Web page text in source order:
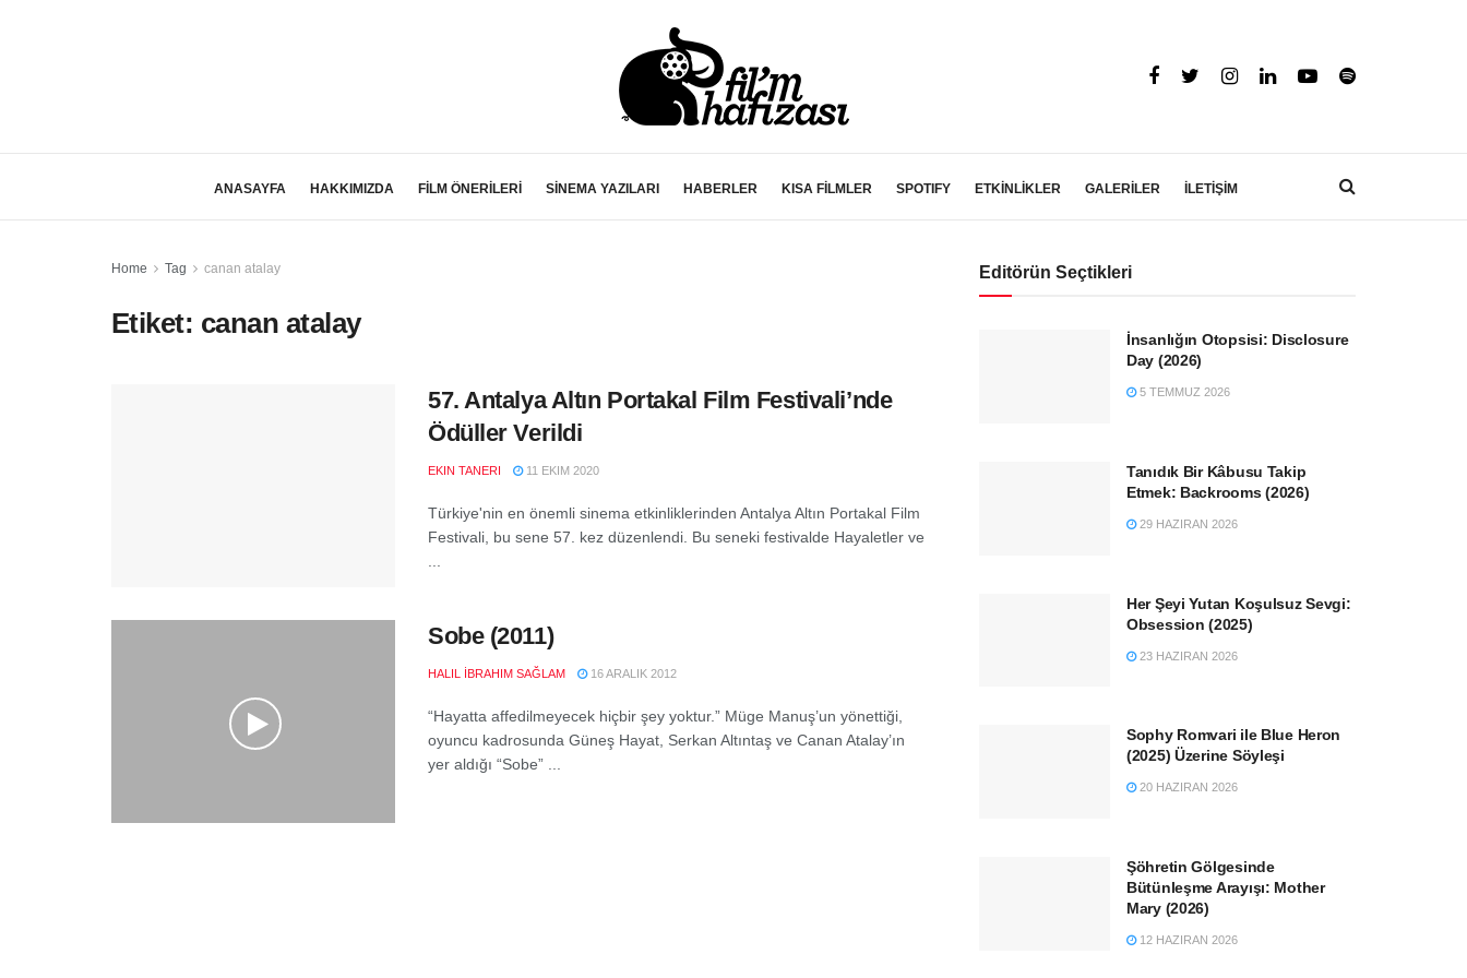
ANASAYFA HAKKIMIZDA FİLM ÖNERİLERİ SİNEMA YAZILARI HABERLER KISA FİLMLER SPOTIFY ETKİNLİKLER GALERİLER İLETİŞİM
Home Tag canan atalay
Etiket: canan atalay
57. Antalya Altın Portakal Film Festivali’nde
Ödüller Verildi
EKIN TANERI 11 EKIM 2020
Türkiye'nin en önemli sinema etkinliklerinden Antalya Altın Portakal Film
Festivali, bu sene 57. kez düzenlendi. Bu seneki festivalde Hayaletler ve
Sobe (2011)
HALIL İBRAHIM SAĞLAM 16 ARALIK 2012
“Hayatta affedilmeyecek hiçbir şey yoktur.” Müge Manuş’un yönettiği,
oyuncu kadrosunda Güneş Hayat, Serkan Altıntaş ve Canan Atalay’ın
yer aldığı “Sobe” ...
Editörün Seçtikleri
İnsanlığın Otopsisi: Disclosure
Day (2026)
5 TEMMUZ 2026
Tanıdık Bir Kâbusu Takip
Etmek: Backrooms (2026)
29 HAZIRAN 2026
Her Şeyi Yutan Koşulsuz Sevgi:
Obsession (2025)
23 HAZIRAN 2026
Sophy Romvari ile Blue Heron
(2025) Üzerine Söyleşi
20 HAZIRAN 2026
Şöhretin Gölgesinde
Bütünleşme Arayışı: Mother
Mary (2026)
12 HAZIRAN 2026